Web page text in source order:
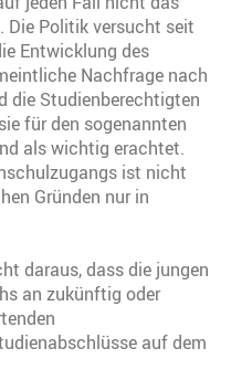
Die Politik versucht seit
Entwicklung des
Nachfrage nach
die Studienberechtigten
für den sogenannten
als wichtig erachtet.
ist nicht
Gründen nur in
daraus, dass die jungen
an zukünftig oder
auf dem